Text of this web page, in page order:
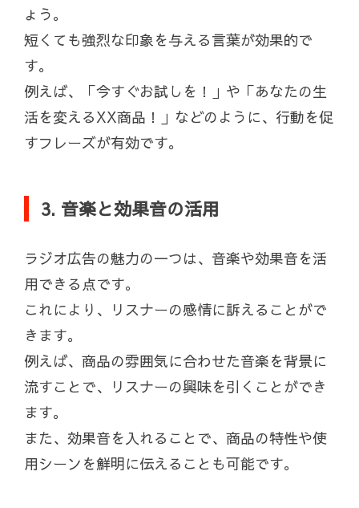
ょう。
短くても強烈な印象を与える言葉が効果的で
す。
例えば、「今すぐお試しを！」や「あなたの生
活を変えるXX商品！」などのように、行動を促
すフレーズが有効です。
3. 音楽と効果音の活用
ラジオ広告の魅力の一つは、音楽や効果音を活
用できる点です。
これにより、リスナーの感情に訴えることがで
きます。
例えば、商品の雰囲気に合わせた音楽を背景に
流すことで、リスナーの興味を引くことができ
ます。
また、効果音を入れることで、商品の特性や使
用シーンを鮮明に伝えることも可能です。